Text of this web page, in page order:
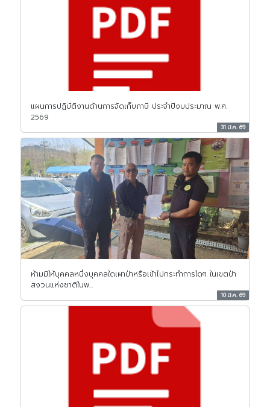
แผนการปฏิบัติงานด้านการจัดเก็บภาษี ประจำปีงบประมาณ พ.ศ.
2569
31 มี.ค. 69
ห้ามมิให้บุคคลหนึ่งบุคคลใดเผาป่าหรือเข้าไปกระทำการใดๆ ในเขตป่า
สงวนแห่งชาติในพ...
10 มี.ค. 69